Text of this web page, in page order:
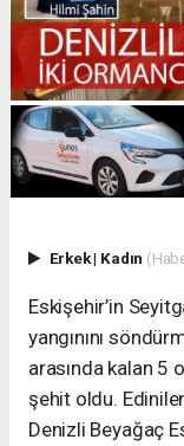
Erkek| Kadın
Eskişehir’in
yangınını
arasında kalan 5
şehit oldu.
Denizli Beyağaç